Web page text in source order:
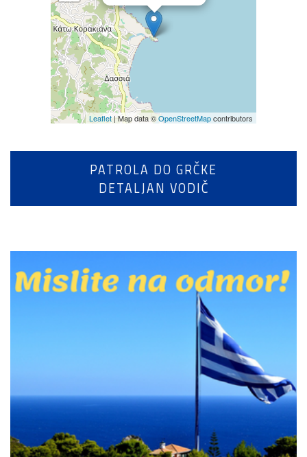
Leaflet| Map data ©OpenStreetMapcontributors
PATROLA DO GRČKE
DETALJAN VODIČ